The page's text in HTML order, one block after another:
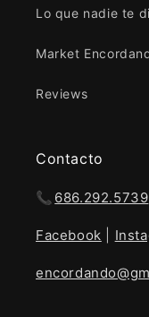
Lo que nadie te
Market
Reviews
Contacto
📞 686.292.5739
Facebook